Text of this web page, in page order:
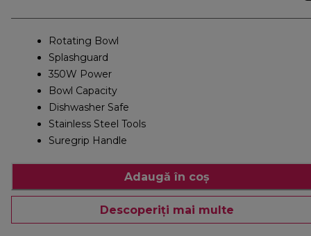
Rotating Bowl
Splashguard
350W Power
Bowl Capacity
Dishwasher Safe
Stainless Steel Tools
Suregrip Handle
Adaugă în coș
Descoperiți mai multe